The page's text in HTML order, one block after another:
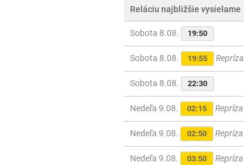
Reláciu najbližšie vysielame
Sobota 8.08. 19:50
Sobota 8.08. 19:55 Repríza
Sobota 8.08. 22:30
Nedeľa 9.08. 02:15 Repríza
Nedeľa 9.08. 02:50 Repríza
Nedeľa 9.08. 03:50 Repríza